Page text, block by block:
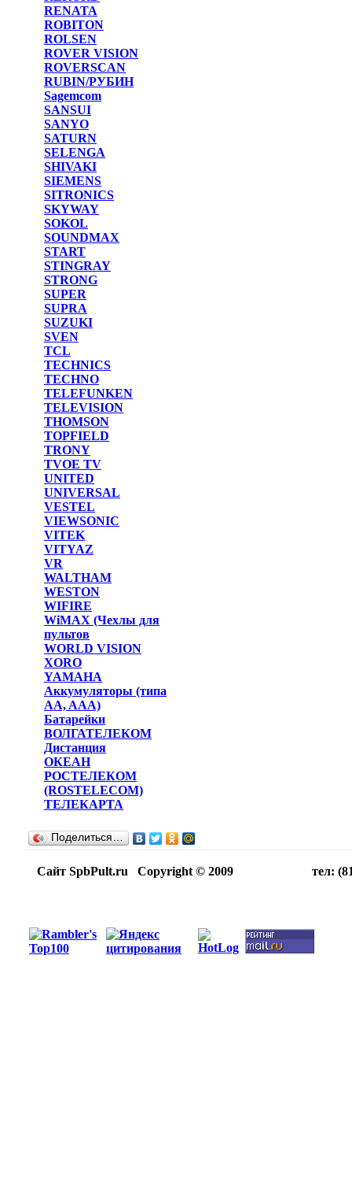
RENATA
ROBITON
ROLSEN
ROVER VISION
ROVERSCAN
RUBIN/РУБИН
Sagemcom
SANSUI
SANYO
SATURN
SELENGA
SHIVAKI
SIEMENS
SITRONICS
SKYWAY
SOKOL
SOUNDMAX
START
STINGRAY
STRONG
SUPER
SUPRA
SUZUKI
SVEN
TCL
TECHNICS
TECHNO
TELEFUNKEN
TELEVISION
THOMSON
TOPFIELD
TRONY
TVOE TV
UNITED
UNIVERSAL
VESTEL
VIEWSONIC
VITEK
VITYAZ
VR
WALTHAM
WESTON
WIFIRE
WiMAX (Чехлы для
пультов
WORLD VISION
XORO
YAMAHA
Аккумуляторы (типа
AA, AAA)
Батарейки
ВОЛГАТЕЛЕКОМ
Дистанция
ОКЕАН
РОСТЕЛЕКОМ
(ROSTELECOM)
ТЕЛЕКАРТА
Поделиться…
Сайт SpbPult.ru Copyright © 2009 тел: